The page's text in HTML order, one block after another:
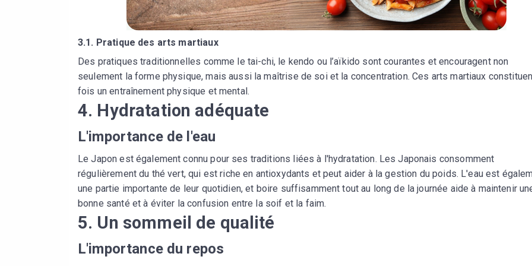
3.1. Pratique des arts martiaux
Des pratiques traditionnelles comme le tai-chi, le kendo ou l’aïkido sont courantes et encouragent non
seulement la forme physique, mais aussi la maîtrise de soi et la concentration. Ces arts martiaux
fois un entraînement physique et mental.
4. Hydratation adéquate
L'importance de l'eau
Le Japon est également connu pour ses traditions liées à l'hydratation. Les Japonais consomment
régulièrement du thé vert, qui est riche en antioxydants et peut aider à la gestion du poids. L'eau est
une partie importante de leur quotidien, et boire suffisamment tout au long de la journée aide à maintenir
bonne santé et à éviter la confusion entre la soif et la faim.
5. Un sommeil de qualité
L'importance du repos